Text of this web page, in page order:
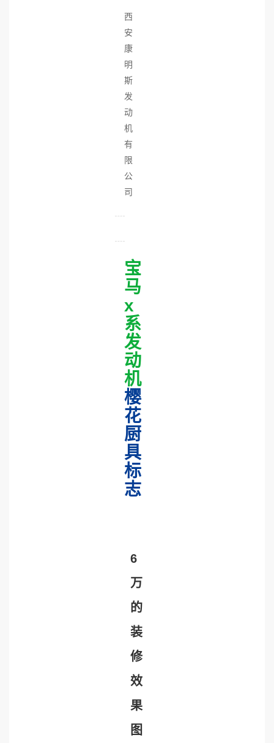
西
安
康
明
斯
发
动
机
有
限
公
司
宝
马
x
系
发
动
机
樱
花
厨
具
标
志
6
万
的
装
修
效
果
图